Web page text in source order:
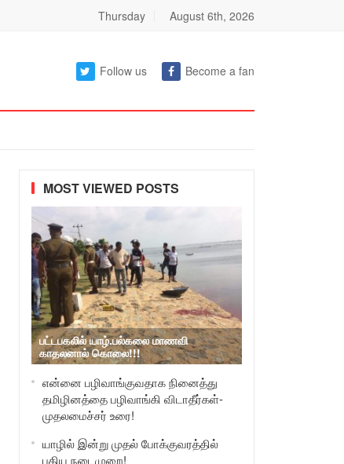
Thursday August 6th, 2026
Follow us Become a fan
MOST VIEWED POSTS
பட்டபகலில் யாழ்.பல்கலை மாணவி
காதலனால் கொலை!!!
என்னை பழிவாங்குவதாக நினைத்து
தமிழினத்தை பழிவாங்கி விடாதீர்கள்-
முதலமைச்சர் உரை!
யாழில் இன்று முதல் போக்குவரத்தில்
புதிய நடைமுறை!